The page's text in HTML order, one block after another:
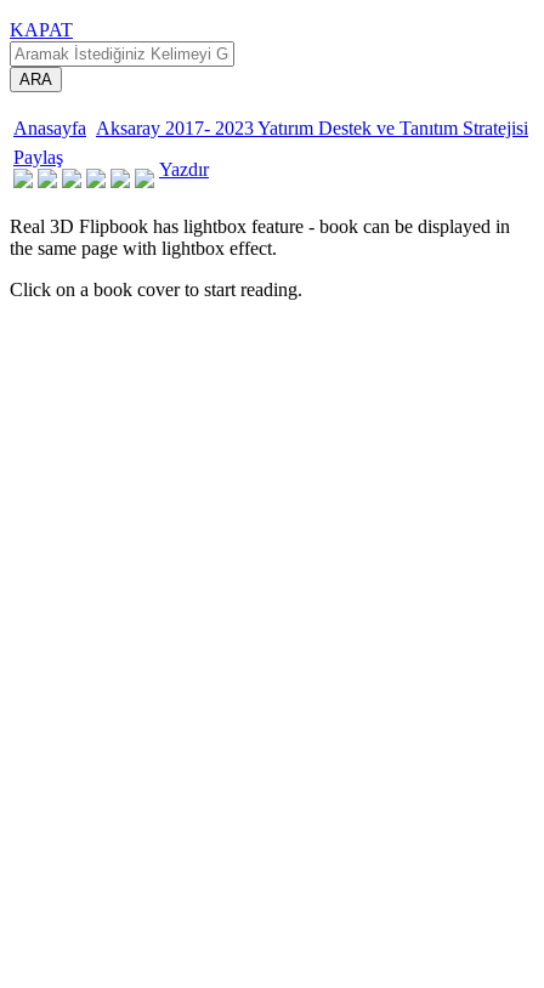
KAPAT
ARA
Anasayfa Aksaray 2017- 2023 Yatırım Destek ve Tanıtım Stratejisi
Paylaş
Yazdır
Real 3D Flipbook has lightbox feature - book can be displayed in
the same page with lightbox effect.
Click on a book cover to start reading.